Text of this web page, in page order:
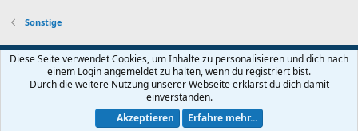
Sonstige
Default-Theme
Nutzungsbedingungen
Datenschutz Hilfe und Impressum Start
Community platform by XenForo® © 2010-2026 XenForo Ltd.
Diese Seite verwendet Cookies, um Inhalte zu personalisieren und dich nach
einem Login angemeldet zu halten, wenn du registriert bist.
Durch die weitere Nutzung unserer Webseite erklärst du dich damit
einverstanden.
Akzeptieren
Erfahre mehr...